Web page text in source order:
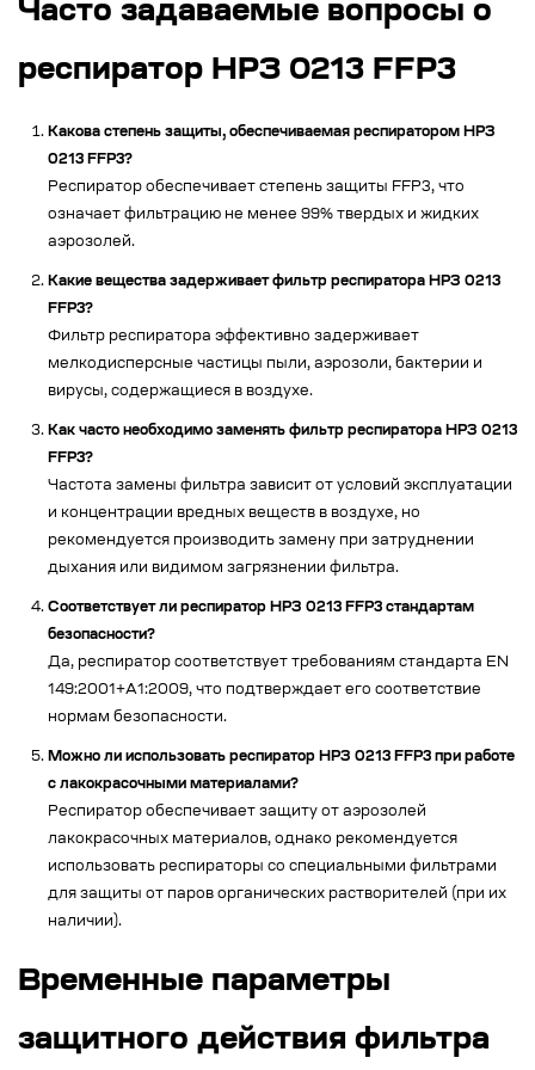
Часто задаваемые вопросы о
респиратор НРЗ 0213 FFP3
Какова степень защиты, обеспечиваемая респиратором НРЗ
0213 FFP3?
Респиратор обеспечивает степень защиты FFP3, что
означает фильтрацию не менее 99% твердых и жидких
аэрозолей.
Какие вещества задерживает фильтр респиратора НРЗ 0213
FFP3?
Фильтр респиратора эффективно задерживает
мелкодисперсные частицы пыли, аэрозоли, бактерии и
вирусы, содержащиеся в воздухе.
Как часто необходимо заменять фильтр респиратора НРЗ 0213
FFP3?
Частота замены фильтра зависит от условий эксплуатации
и концентрации вредных веществ в воздухе, но
рекомендуется производить замену при затруднении
дыхания или видимом загрязнении фильтра.
Соответствует ли респиратор НРЗ 0213 FFP3 стандартам
безопасности?
Да, респиратор соответствует требованиям стандарта EN
149:2001+A1:2009, что подтверждает его соответствие
нормам безопасности.
Можно ли использовать респиратор НРЗ 0213 FFP3 при работе
с лакокрасочными материалами?
Респиратор обеспечивает защиту от аэрозолей
лакокрасочных материалов, однако рекомендуется
использовать респираторы со специальными фильтрами
для защиты от паров органических растворителей (при их
наличии).
Временные параметры
защитного действия фильтра